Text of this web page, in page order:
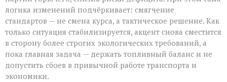
логика изменений подчёркивает: смягчение
стандартов — не смена курса, а тактическое решение. Как
только ситуация стабилизируется, акцент снова сместится
в сторону более строгих экологических требований, а
пока главная задача — держать топливный баланс и не
допустить сбоев в привычной работе транспорта и
экономики.